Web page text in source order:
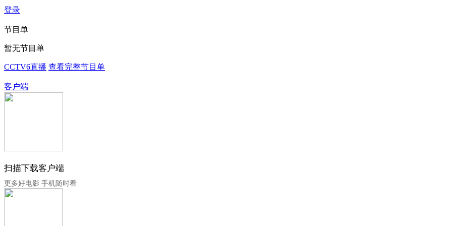
登录
节目单
暂无节目单
CCTV6直播 查看完整节目单
客户端
扫描下载客户端
更多好电影 手机随时看